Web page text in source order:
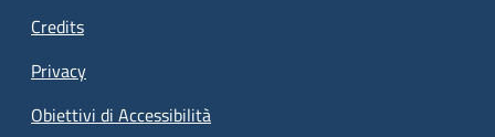
Credits
Privacy
Obiettivi di Accessibilità